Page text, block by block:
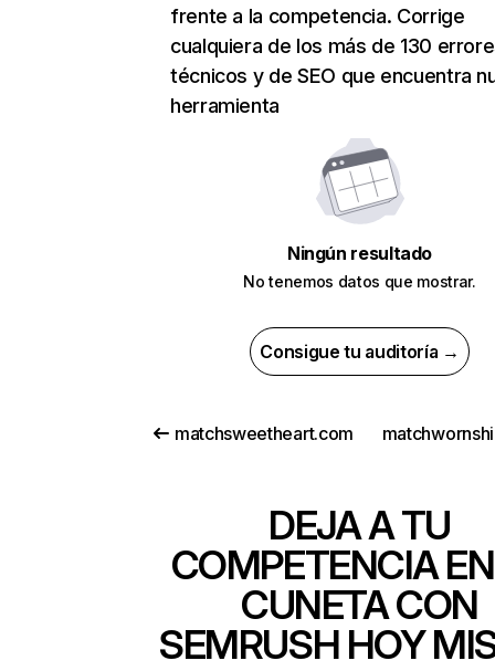
frente a la competencia. Corrige
cualquiera de los más de 130
técnicos y de SEO que encuentra
herramienta
Ningún resultado
No tenemos datos que mostrar.
Consigue tu auditoría →
matchsweetheart.com
DEJA A TU
COMPETENCIA
CUNETA CON
SEMRUSH HOY